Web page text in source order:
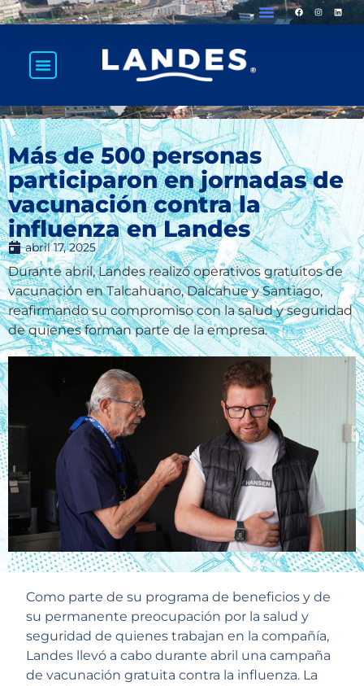
Más de 500 personas
participaron en jornadas de
vacunación contra la
influenza en Landes
abril 17, 2025
Durante abril, Landes realizó operativos gratuitos de
vacunación en Talcahuano, Dalcahue y Santiago,
reafirmando su compromiso con la salud y seguridad
de quienes forman parte de la empresa.
Como parte de su programa de beneficios y de
su permanente preocupación por la salud y
seguridad de quienes trabajan en la compañía,
Landes llevó a cabo durante abril una campaña
de vacunación gratuita contra la influenza. La